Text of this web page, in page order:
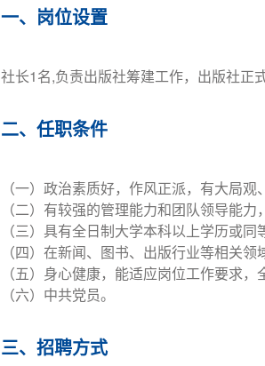
一、岗位设置
社长1名,负责出版社筹建工作，出版社正
二、任职条件
（一）政治素质好，作风正派，有大局
（二）有较强的管理能力和团队领导能
（三）具有全日制大学本科以上学历或
（四）在新闻、图书、出版行业等相关
（五）身心健康，能适应岗位工作要求，
（六）中共党员。
三、招聘方式